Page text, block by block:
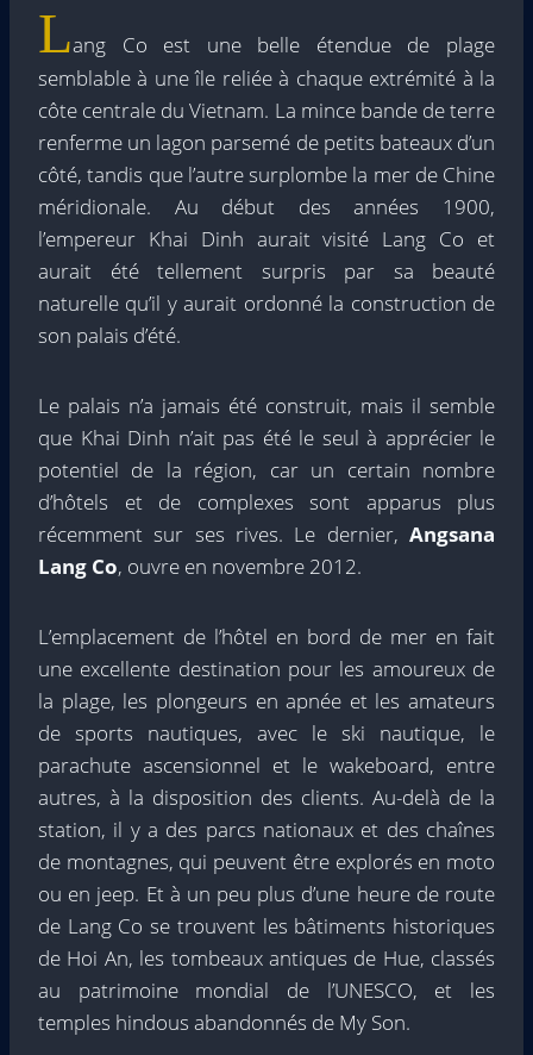
Lang Co est une belle étendue de plage
semblable à une île reliée à chaque extrémité à la
côte centrale du Vietnam. La mince bande de terre
renferme un lagon parsemé de petits bateaux d’un
côté, tandis que l’autre surplombe la mer de Chine
méridionale. Au début des années 1900,
l’empereur Khai Dinh aurait visité Lang Co et
aurait été tellement surpris par sa beauté
naturelle qu’il y aurait ordonné la construction de
son palais d’été.
Le palais n’a jamais été construit, mais il semble
que Khai Dinh n’ait pas été le seul à apprécier le
potentiel de la région, car un certain nombre
d’hôtels et de complexes sont apparus plus
récemment sur ses rives. Le dernier, Angsana
Lang Co, ouvre en novembre 2012.
L’emplacement de l’hôtel en bord de mer en fait
une excellente destination pour les amoureux de
la plage, les plongeurs en apnée et les amateurs
de sports nautiques, avec le ski nautique, le
parachute ascensionnel et le wakeboard, entre
autres, à la disposition des clients. Au-delà de la
station, il y a des parcs nationaux et des chaînes
de montagnes, qui peuvent être explorés en moto
ou en jeep. Et à un peu plus d’une heure de route
de Lang Co se trouvent les bâtiments historiques
de Hoi An, les tombeaux antiques de Hue, classés
au patrimoine mondial de l’UNESCO, et les
temples hindous abandonnés de My Son.